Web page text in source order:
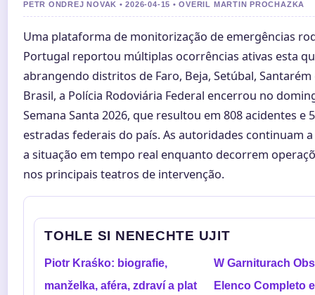
PETR ONDREJ NOVAK • 2026-04-15 • OVERIL MARTIN PROCHAZKA
Uma plataforma de monitorização de emergências
Portugal reportou múltiplas ocorrências ativas esta
abrangendo distritos de Faro, Beja, Setúbal, Santarém
Brasil, a Polícia Rodoviária Federal encerrou no
Semana Santa 2026, que resultou em 808 acidentes e
estradas federais do país. As autoridades continuam
a situação em tempo real enquanto decorrem
nos principais teatros de intervenção.
TOHLE SI NENECHTE UJIT
Piotr Kraśko: biografie,
manželka, aféra, zdraví a plat
W Garniturach
Elenco Completo e